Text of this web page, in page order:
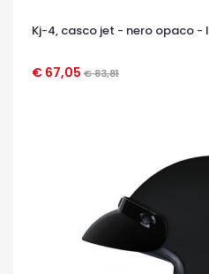
Kj-4, casco jet - nero opaco - l
€ 67,05 € 83,81
OCCHIATA VELOCE